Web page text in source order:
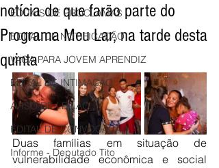
EDITAIS DE PROCLAMAS
EDITAL DE NOTIFICAÇÃO
VAGA PARA JOVEM APRENDIZ
EDITAL DE INTIMAÇÃO
AVISO DE LEILÃO
EDITAL DE CONVOCAÇÃO
Informe - Deputado Tito
notícia de que farão parte do
Programa Meu Lar, na tarde desta
quinta
Duas famílias em situação de
vulnerabilidade econômica e social